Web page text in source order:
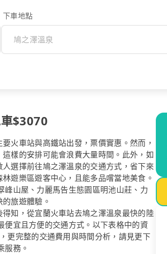
下車地點
$3070
火車站與高鐵站出發，票價實惠。然而，
樣的安排可能會浪費大量時間。此外，如
選擇前往鳩之澤溫泉的交通方式，省下來
遊樂區遊客中心，且能多品嚐當地美食。
山屋、力麗馬告生態園區明池山莊、力
旅遊體驗。
知，從宜蘭火車站去鳩之澤溫泉最快的陸
宜且方便的交通方式。以下表格中的資
更完整的交通費用與時間分析，請見更下
服務。